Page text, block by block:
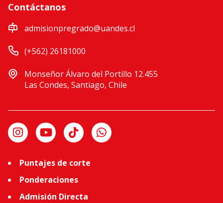
Contáctanos
admisionpregrado@uandes.cl
(+562) 26181000
Monseñor Álvaro del Portillo 12.455
Las Condes, Santiago, Chile
Puntajes de corte
Ponderaciones
Admisión Directa